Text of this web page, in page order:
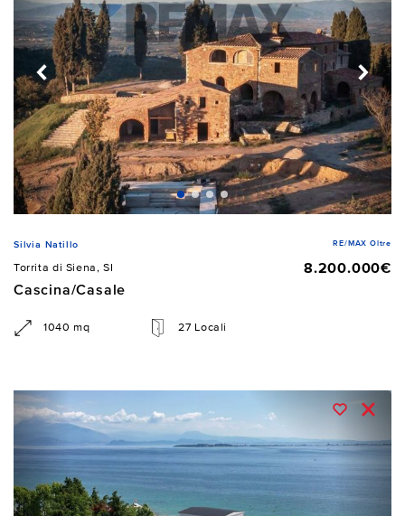
Silvia Natillo RE/MAX Oltre
Torrita di Siena, SI
8.200.000€
Cascina/Casale
1040 mq 27 Locali